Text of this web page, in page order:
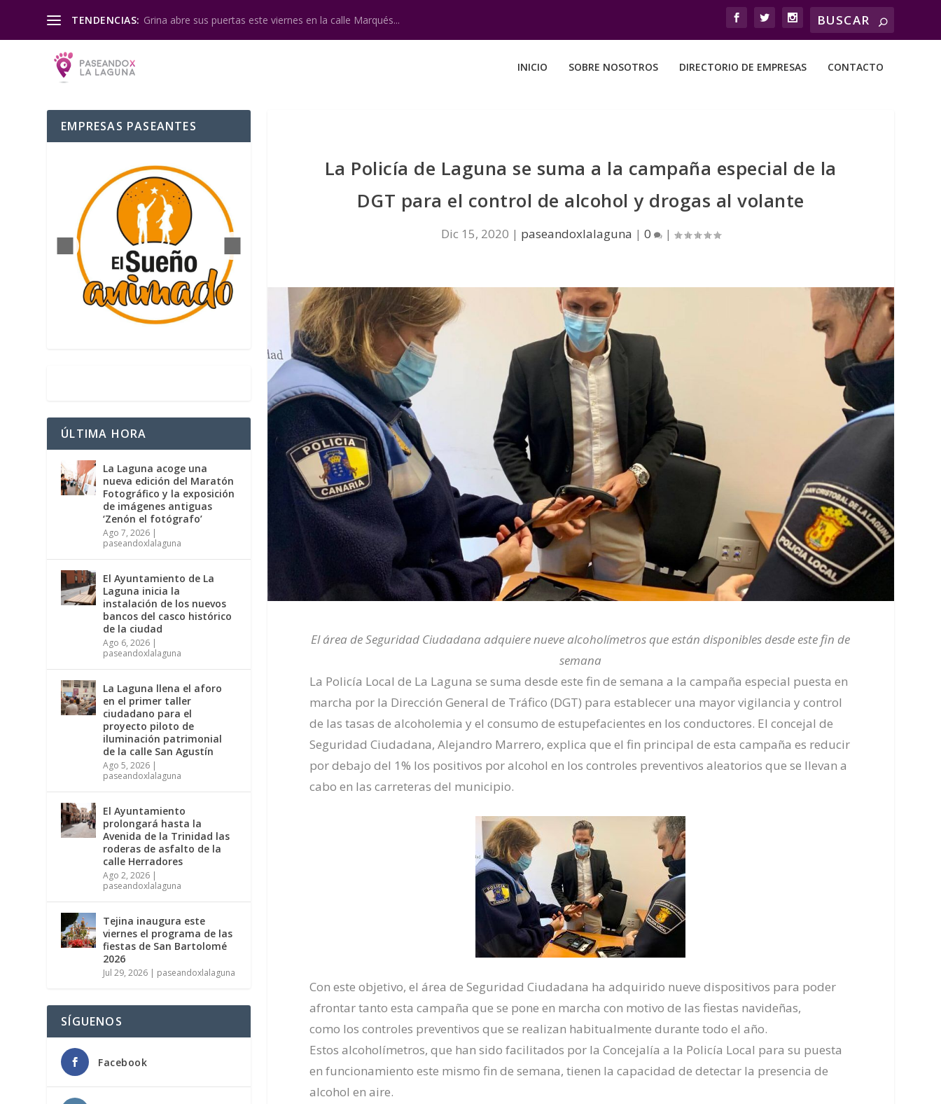
TENDENCIAS: Grina abre sus puertas este viernes en la calle Marqués...
INICIO SOBRE NOSOTROS DIRECTORIO DE EMPRESAS CONTACTO
La Policía de Laguna se suma a la campaña especial de la
DGT para el control de alcohol y drogas al volante
Dic 15, 2020 | paseandoxlalaguna | 0 |
El área de Seguridad Ciudadana adquierenueve alcoholímetros que están disponibles desde este fin de
semana
La Policía Local de La Laguna se suma desde este fin de semana a la campaña especial puesta en
marcha por la Dirección General de Tráfico (DGT) para establecer una mayor vigilancia y control
de las tasas de alcoholemia y el consumo de estupefacientes en los conductores. El concejal de
Seguridad Ciudadana, Alejandro Marrero, explica que el fin principal de esta campaña es reducir
por debajo del 1% los positivos por alcohol en los controles preventivos aleatorios que se llevan a
cabo en las carreteras del municipio.
Con este objetivo, el área de Seguridad Ciudadana ha adquirido nueve dispositivos para poder
afrontartanto esta campaña que se pone en marcha con motivo de las fiestas navideñas,
como los controles preventivos que se realizan habitualmente durante todo el año.
Estos alcoholímetros, que han sido facilitados por la Concejalía a la Policía Local para su puesta
en funcionamiento este mismo fin de semana, tienen la capacidad de detectarla presencia de
alcohol en aire.
EMPRESAS PASEANTES
ÚLTIMA HORA
La Laguna acoge una
nueva edición del Maratón
Fotográfico y la exposición
de imágenes antiguas
‘Zenón el fotógrafo’
Ago 7, 2026 |
paseandoxlalaguna
El Ayuntamiento de La
Laguna inicia la
instalación de los nuevos
bancos del casco histórico
de la ciudad
Ago 6, 2026 |
paseandoxlalaguna
La Laguna llena el aforo
en el primer taller
ciudadano para el
proyecto piloto de
iluminación patrimonial
de la calle San Agustín
Ago 5, 2026 |
paseandoxlalaguna
El Ayuntamiento
prolongará hasta la
Avenida de la Trinidad las
roderas de asfalto de la
calle Herradores
Ago 2, 2026 |
paseandoxlalaguna
Tejina inaugura este
viernes el programa de las
fiestas de San Bartolomé
2026
Jul 29, 2026 | paseandoxlalaguna
SÍGUENOS
Facebook